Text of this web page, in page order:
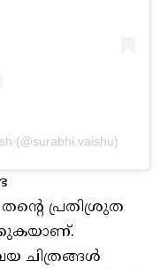
(@surabhi.vaishu)
പ്രതിശ്രുത
ചിത്രങ്ങള്‍